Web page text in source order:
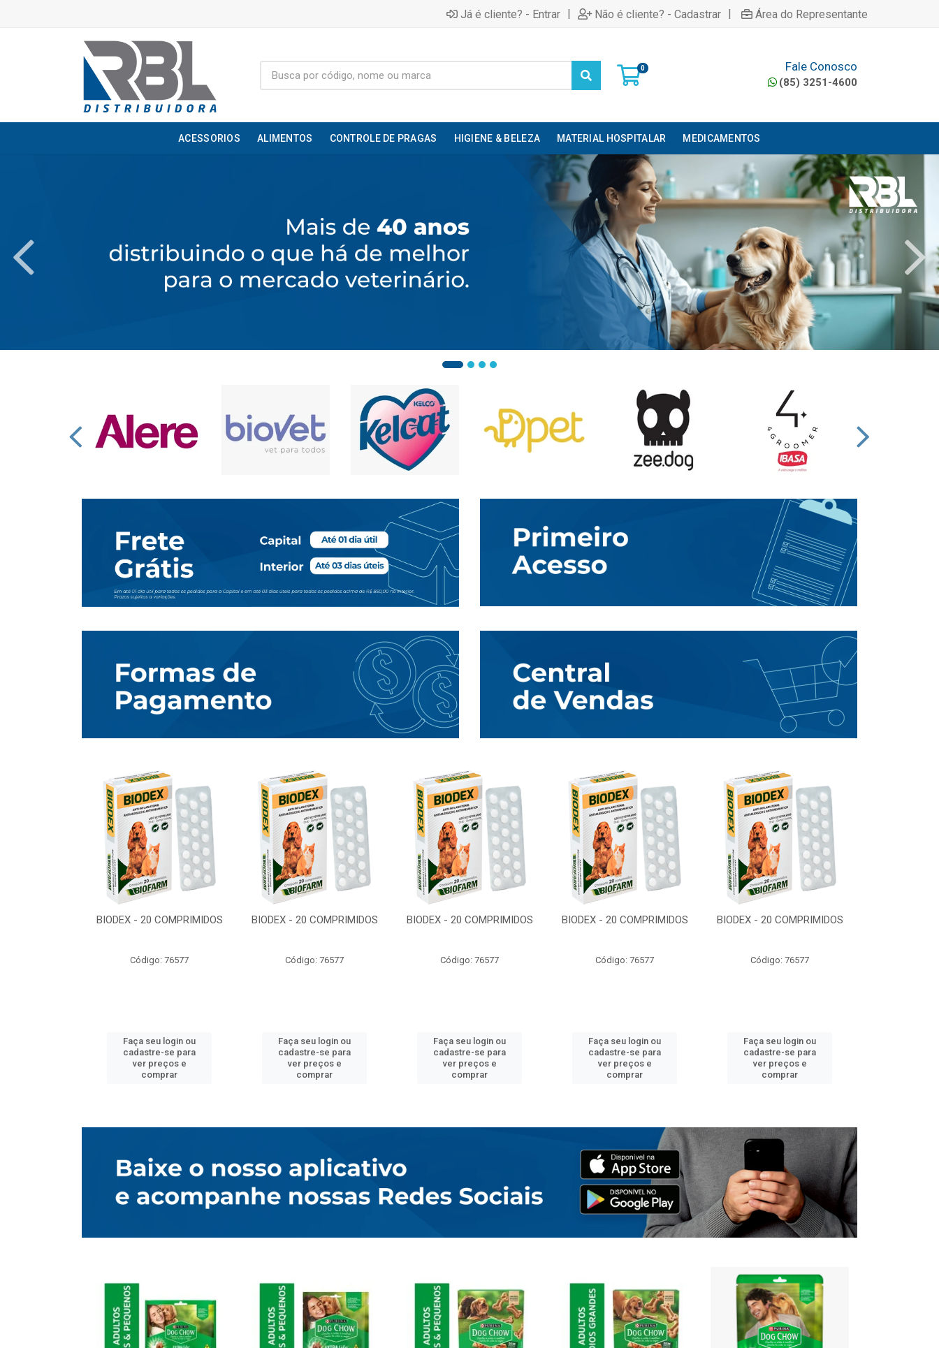
Já é cliente? - Entrar | Não é cliente? - Cadastrar | Área do Representante
0 Fale Conosco
(85) 3251-4600
ACESSORIOS ALIMENTOS CONTROLE DE PRAGAS HIGIENE & BELEZA MATERIAL HOSPITALAR MEDICAMENTOS
BIODEX - 20 COMPRIMIDOS
Código: 76577
Faça seu login ou
cadastre-se para
ver preços e
comprar
BIODEX - 20 COMPRIMIDOS
Código: 76577
Faça seu login ou
cadastre-se para
ver preços e
comprar
BIODEX - 20 COMPRIMIDOS
Código: 76577
Faça seu login ou
cadastre-se para
ver preços e
comprar
BIODEX - 20 COMPRIMIDOS
Código: 76577
Faça seu login ou
cadastre-se para
ver preços e
comprar
BIODEX - 20 COMPRIMIDOS
Código: 76577
Faça seu login ou
cadastre-se para
ver preços e
comprar